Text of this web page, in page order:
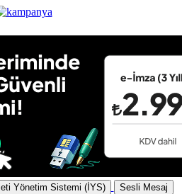
İleti Yönetim Sistemi (İYS) Sesli Mesaj